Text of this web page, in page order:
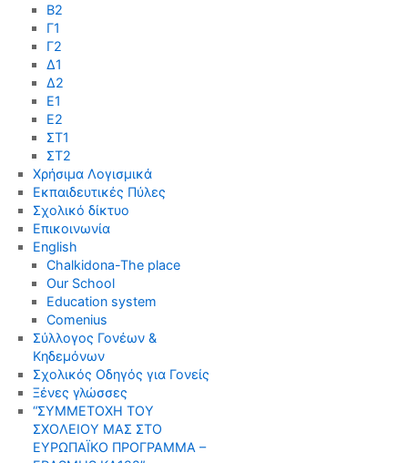
Β2
Γ1
Γ2
Δ1
Δ2
Ε1
Ε2
ΣΤ1
ΣΤ2
Χρήσιμα Λογισμικά
Εκπαιδευτικές Πύλες
Σχολικό δίκτυο
Επικοινωνία
English
Chalkidona-The place
Our School
Education system
Comenius
Σύλλογος Γονέων &
Κηδεμόνων
Σχολικός Οδηγός για Γονείς
Ξένες γλώσσες
“ΣΥΜΜΕΤΟΧΗ ΤΟΥ
ΣΧΟΛΕΙΟΥ ΜΑΣ ΣΤΟ
ΕΥΡΩΠΑΪΚΟ ΠΡΟΓΡΑΜΜΑ –